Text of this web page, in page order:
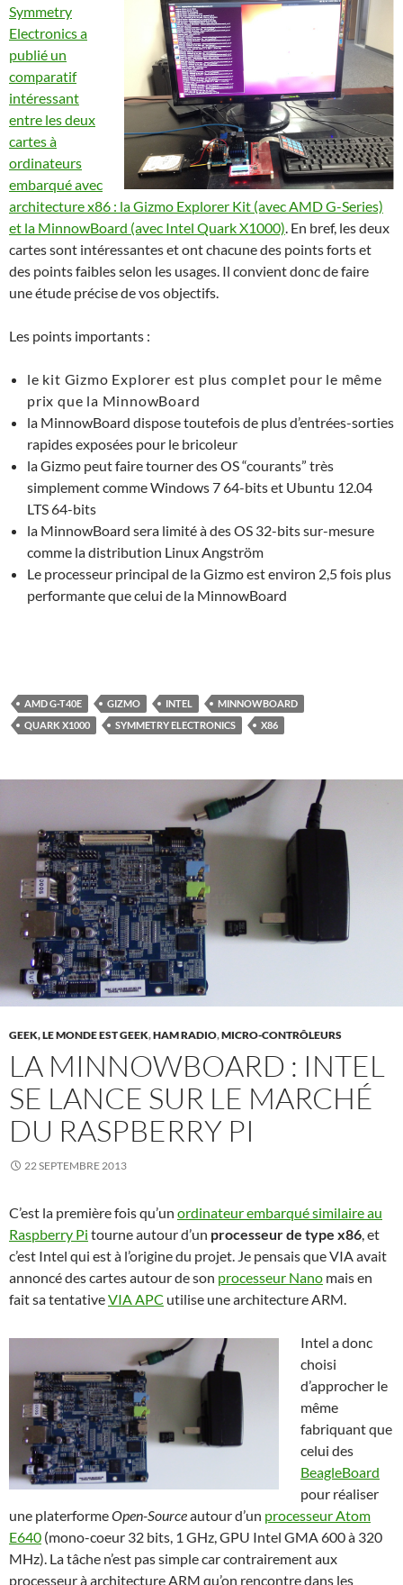
Symmetry
Electronics a
publié un
comparatif
intéressant
entre les deux
cartes à
ordinateurs
embarqué avec
architecture x86 : la Gizmo Explorer Kit (avec AMD G-Series)
et la MinnowBoard (avec Intel Quark X1000). En bref, les deux
cartes sont intéressantes et ont chacune des points forts et
des points faibles selon les usages. Il convient donc de faire
une étude précise de vos objectifs.
Les points importants :
le kit Gizmo Explorer est plus complet pour le même
prix que la MinnowBoard
la MinnowBoard dispose toutefois de plus d’entrées-sorties
rapides exposées pour le bricoleur
la Gizmo peut faire tourner des OS “courants” très
simplement comme Windows 7 64-bits et Ubuntu 12.04
LTS 64-bits
la MinnowBoard sera limité à des OS 32-bits sur-mesure
comme la distribution Linux Angström
Le processeur principal de la Gizmo est environ 2,5 fois plus
performante que celui de la MinnowBoard
AMD G-T40E GIZMO INTEL
MINNOWBOARD
QUARK X1000
SYMMETRY ELECTRONICS X86
GEEK, LE MONDE EST GEEK,HAM RADIO,MICRO-CONTRÔLEURS
LA MINNOWBOARD : INTEL
SE LANCE SUR LE MARCHÉ
DU RASPBERRY PI
22 SEPTEMBRE 2013
C’est la première fois qu’un ordinateur embarqué similaire au
Raspberry Pi tourne autour d’un processeur de type x86 , et
c’est Intel qui est à l’origine du projet. Je pensais que VIA avait
annoncé des cartes autour de son processeur Nano mais en
fait sa tentativeVIA APC utilise une architecture ARM.
Intel a donc
choisi
d’approcher le
même
fabriquant que
celui des
BeagleBoard
pour réaliser
une platerformeOpen-Sourceautour d’un processeur Atom
E640 (mono-coeur 32 bits, 1 GHz, GPU Intel GMA 600 à 320
MHz). La tâche n’est pas simple car contrairement aux
processeur à architecture ARM qu’on rencontre dans les